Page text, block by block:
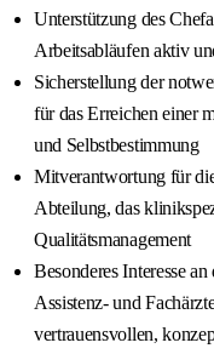
Unterstützung des
Arbeitsabläufen aktiv
Sicherstellung der
für das Erreichen einer
und Selbstbestimmung
Mitverantwortung für
Abteilung, das
Qualitätsmanagement
Besonderes Interesse
Assistenz- und
vertrauensvollen,